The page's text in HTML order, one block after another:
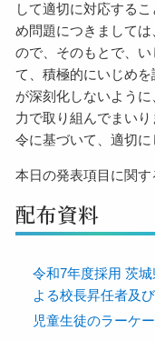
して適切に対応する
め問題につきまして
ので、そのもとで、
て、積極的にいじめ
が深刻化しないよう
力で取り組んでまい
令に基づいて、適切に
本日の発表項目に関す
配布資料
令和7年度採用 茨
よる校長昇任者及
児童生徒のラーケ